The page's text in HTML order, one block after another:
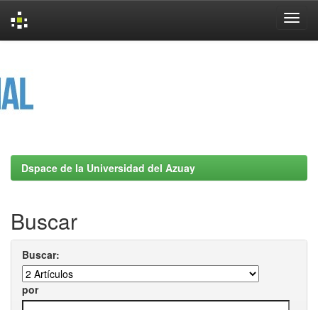
Dspace de la Universidad del Azuay
Buscar
Buscar:
por